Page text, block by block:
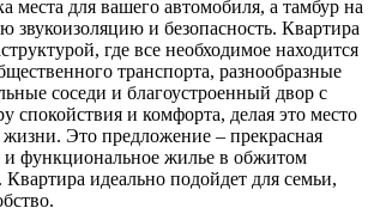
места для вашего автомобиля, а тамбур на
звукоизоляцию и безопасность. Квартира
где все необходимое находится
транспорта, разнообразные
соседи и благоустроенный двор с
спокойствия и комфорта, делая это место
Это предложение – прекрасная
и функциональное жилье в обжитом
идеально подойдет для семьи,